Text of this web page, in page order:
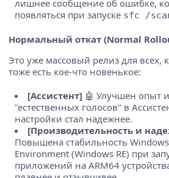
лишнее сообщение об ошибке,
появляться при запуске sfc /
Нормальный откат (Normal
Это уже массовый релиз для всех,
тоже есть кое-что новенькое:
[Ассистент] 🤖 Улучшен опыт
"естественных голосов" в
настройки стал надежнее.
[Производительность и
Повышена стабильность
Environment (Windows RE) при
приложений на ARM64